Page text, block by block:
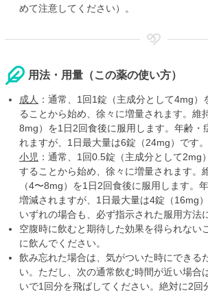
めて注意してください）。
用法・用量（この薬の使い方）
成人 ：通常、1回1錠（主成分として4mg
ることから始め、徐々に増量されます。維
8mg）を1日2回食後に服用します。年齢・
れますが、1日最大量は6錠（24mg）です。
小児 ：通常、1回0.5錠（主成分として2mg
することから始め、徐々に増量されます。
（4〜8mg）を1日2回食後に服用します。
増減されますが、1日最大量は4錠（16mg）
いずれの場合も、必ず指示された服用方法
空腹時に飲むと期待した効果を得られない
に飲んでください。
飲み忘れた場合は、気がついた時にできる
い。ただし、次の通常飲む時間が近い場合
いで1回分を飛ばしてください。絶対に2回